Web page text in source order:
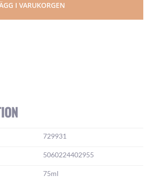
I VARUKORGEN
729931
5060224402955
75ml